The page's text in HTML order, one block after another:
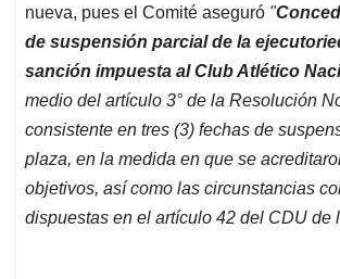
nueva, pues el Comité aseguró "
de suspensión parcial de la
sanción impuesta al Club Atlético
medio del artículo 3° de la Resolución
consistente en tres (3) fechas de
plaza, en la medida en que se
objetivos, así como las circunstancias
dispuestas en el artículo 42 del CDU de